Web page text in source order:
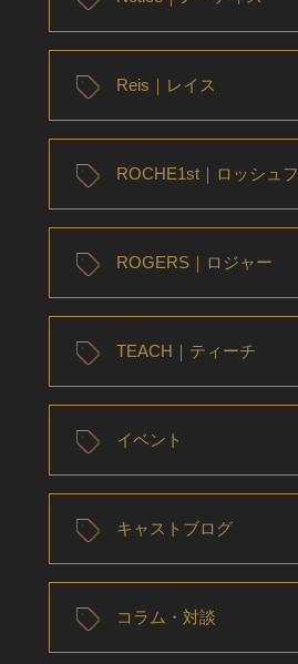
Reis｜レイス
ROCHE1st｜ロッシュ
ROGERS｜ロジャー
TEACH｜ティーチ
イベント
キャストブログ
コラム・対談